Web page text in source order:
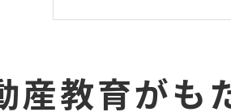
市場動向を分析
地元不動産業
地域密着型サポー
産教育がも